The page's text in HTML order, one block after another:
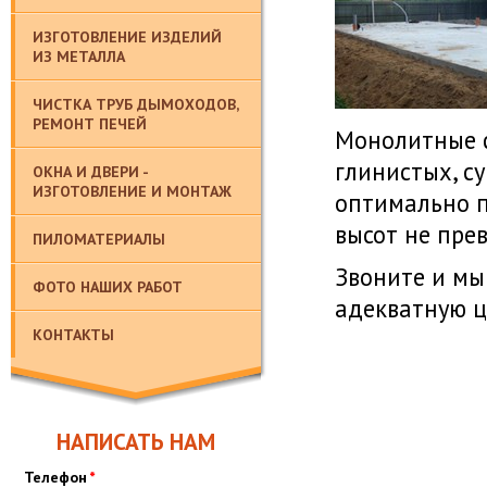
ИЗГОТОВЛЕНИЕ ИЗДЕЛИЙ
ИЗ МЕТАЛЛА
ЧИСТКА ТРУБ ДЫМОХОДОВ,
РЕМОНТ ПЕЧЕЙ
ОКНА И ДВЕРИ -
ИЗГОТОВЛЕНИЕ И МОНТАЖ
ПИЛОМАТЕРИАЛЫ
ФОТО НАШИХ РАБОТ
КОНТАКТЫ
НАПИСАТЬ НАМ
Телефон
Монолитные
глинистых,
оптимально
высот не
Звоните и
адекватную